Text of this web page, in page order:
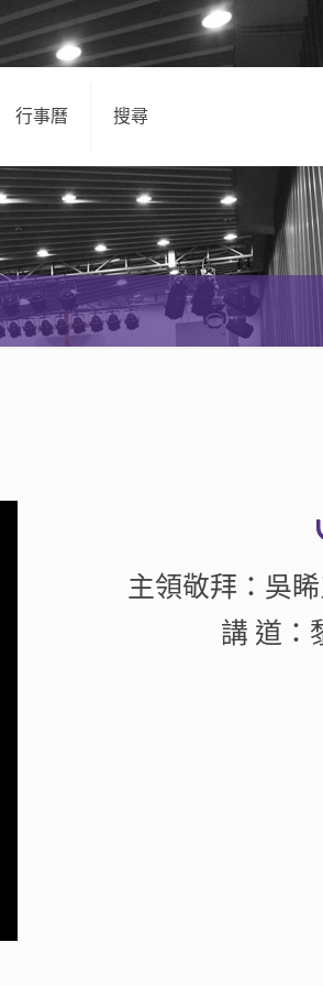
行事曆 搜尋
主領敬拜：吳
講 道：